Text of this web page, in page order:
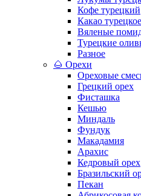
Кофе турецкий
Какао турецкое
Вяленые
Турецкие
Разное
🌰 Орехи
Ореховые
Грецкий орех
Фисташка
Кешью
Миндаль
Фундук
Макадамия
Арахис
Кедровый орех
Бразильский
Пекан